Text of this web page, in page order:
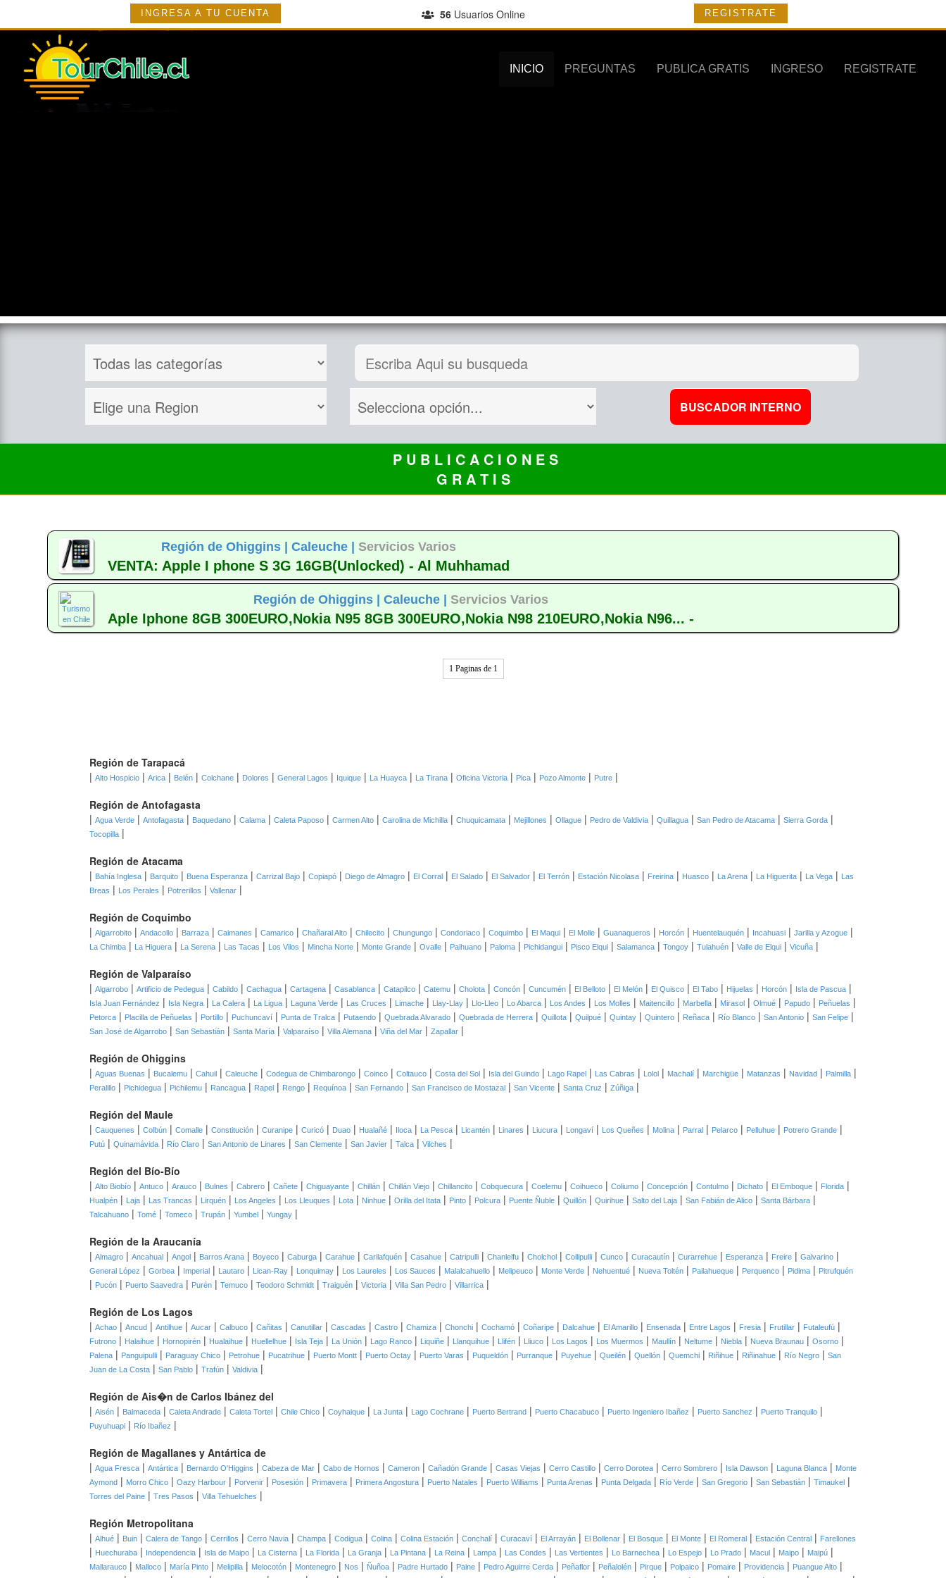
INGRESA A TU CUENTA 56Usuarios Online REGISTRATE
INICIO PREGUNTAS PUBLICA GRATIS INGRESO REGISTRATE
P U B L I C A C I O N E S
G R A T I S
Región de Ohiggins |Caleuche | Servicios Varios
VENTA: Apple I phone S 3G 16GB(Unlocked) - Al Muhhamad
Región de Ohiggins |Caleuche | Servicios Varios
Aple Iphone 8GB 300EURO,Nokia N95 8GB 300EURO,Nokia N98 210EURO,Nokia N96... -
1 Paginas de 1
Región de Tarapacá
| Alto Hospicio | Arica | Belén | Colchane | Dolores | General Lagos | Iquique | La Huayca | La Tirana | Oficina Victoria | Pica | Pozo Almonte | Putre |
Región de Antofagasta
| Agua Verde | Antofagasta | Baquedano | Calama | Caleta Paposo | Carmen Alto | Carolina de Michilla | Chuquicamata | Mejillones | Ollague | Pedro de Valdivia | Quillagua | San Pedro de Atacama | Sierra Gorda |
Tocopilla |
Región de Atacama
| Bahía Inglesa | Barquito | Buena Esperanza | Carrizal Bajo | Copiapó | Diego de Almagro | El Corral | El Salado | El Salvador | El Terrón | Estación Nicolasa | Freirina | Huasco | La Arena | La Higuerita | La Vega | Las
Breas | Los Perales | Potrerillos | Vallenar |
Región de Coquimbo
| Algarrobito | Andacollo | Barraza | Caimanes | Camarico | Chañaral Alto | Chilecito | Chungungo | Condoriaco | Coquimbo | El Maqui | El Molle | Guanaqueros | Horcón | Huentelauquén | Incahuasi | Jarilla y Azogue |
La Chimba | La Higuera | La Serena | Las Tacas | Los Vilos | Mincha Norte | Monte Grande | Ovalle | Paihuano | Paloma | Pichidangui | Pisco Elqui | Salamanca | Tongoy | Tulahuén | Valle de Elqui | Vicuña |
Región de Valparaíso
| Algarrobo | Artificio de Pedegua | Cabildo | Cachagua | Cartagena | Casablanca | Catapilco | Catemu | Cholota | Concón | Cuncumén | El Belloto | El Melón | El Quisco | El Tabo | Hijuelas | Horcón | Isla de Pascua |
Isla Juan Fernández | Isla Negra | La Calera | La Ligua | Laguna Verde | Las Cruces | Limache | Llay-Llay | Llo-Lleo | Lo Abarca | Los Andes | Los Molles | Maitencillo | Marbella | Mirasol | Olmué | Papudo | Peñuelas |
Petorca | Placilla de Peñuelas | Portillo | Puchuncaví | Punta de Tralca | Putaendo | Quebrada Alvarado | Quebrada de Herrera | Quillota | Quilpué | Quintay | Quintero | Reñaca | Río Blanco | San Antonio | San Felipe |
San José de Algarrobo | San Sebastián | Santa María | Valparaíso | Villa Alemana | Viña del Mar | Zapallar |
Región de Ohiggins
| Aguas Buenas | Bucalemu | Cahuil | Caleuche | Codegua de Chimbarongo | Coinco | Coltauco | Costa del Sol | Isla del Guindo | Lago Rapel | Las Cabras | Lolol | Machalí | Marchigüe | Matanzas | Navidad | Palmilla |
Peralillo | Pichidegua | Pichilemu | Rancagua | Rapel | Rengo | Requínoa | San Fernando | San Francisco de Mostazal | San Vicente | Santa Cruz | Zúñiga |
Región del Maule
| Cauquenes | Colbún | Comalle | Constitución | Curanipe | Curicó | Duao | Hualañé | Iloca | La Pesca | Licantén | Linares | Liucura | Longaví | Los Queñes | Molina | Parral | Pelarco | Pelluhue | Potrero Grande |
Putú | Quinamávida | Río Claro | San Antonio de Linares | San Clemente | San Javier | Talca | Vilches |
Región del Bío-Bío
| Alto Biobío | Antuco | Arauco | Bulnes | Cabrero | Cañete | Chiguayante | Chillán | Chillán Viejo | Chillancito | Cobquecura | Coelemu | Coihueco | Coliumo | Concepción | Contulmo | Dichato | El Emboque | Florida |
Hualpén | Laja | Las Trancas | Lirquén | Los Angeles | Los Lleuques | Lota | Ninhue | Orilla del Itata | Pinto | Polcura | Puente Ñuble | Quillón | Quirihue | Salto del Laja | San Fabián de Alico | Santa Bárbara |
Talcahuano | Tomé | Tomeco | Trupán | Yumbel | Yungay |
Región de la Araucanía
| Almagro | Ancahual | Angol | Barros Arana | Boyeco | Caburga | Carahue | Carilafquén | Casahue | Catripulli | Chanlelfu | Cholchol | Collipulli | Cunco | Curacautín | Curarrehue | Esperanza | Freire | Galvarino |
General López | Gorbea | Imperial | Lautaro | Lican-Ray | Lonquimay | Los Laureles | Los Sauces | Malalcahuello | Melipeuco | Monte Verde | Nehuentué | Nueva Toltén | Pailahueque | Perquenco | Pidima | Pitrufquén
| Pucón | Puerto Saavedra | Purén | Temuco | Teodoro Schmidt | Traiguén | Victoria | Villa San Pedro | Villarrica |
Región de Los Lagos
| Achao | Ancud | Antilhue | Aucar | Calbuco | Cañitas | Canutillar | Cascadas | Castro | Chamiza | Chonchi | Cochamó | Coñaripe | Dalcahue | El Amarillo | Ensenada | Entre Lagos | Fresia | Frutillar | Futaleufú |
Futrono | Halaihue | Hornopirén | Hualaihue | Huellelhue | Isla Teja | La Unión | Lago Ranco | Liquiñe | Llanquihue | Llifén | Lliuco | Los Lagos | Los Muermos | Maullín | Neltume | Niebla | Nueva Braunau | Osorno |
Palena | Panguipulli | Paraguay Chico | Petrohue | Pucatrihue | Puerto Montt | Puerto Octay | Puerto Varas | Puqueldón | Purranque | Puyehue | Queilén | Quellón | Quemchi | Riñihue | Riñinahue | Río Negro | San
Juan de La Costa | San Pablo | Trafún | Valdivia |
Región de Ais�n de Carlos Ibánez del
| Aisén | Balmaceda | Caleta Andrade | Caleta Tortel | Chile Chico | Coyhaique | La Junta | Lago Cochrane | Puerto Bertrand | Puerto Chacabuco | Puerto Ingeniero Ibañez | Puerto Sanchez | Puerto Tranquilo |
Puyuhuapi | Río Ibañez |
Región de Magallanes y Antártica de
| Agua Fresca | Antártica | Bernardo O'Higgins | Cabeza de Mar | Cabo de Hornos | Cameron | Cañadón Grande | Casas Viejas | Cerro Castillo | Cerro Dorotea | Cerro Sombrero | Isla Dawson | Laguna Blanca | Monte
Aymond | Morro Chico | Oazy Harbour | Porvenir | Posesión | Primavera | Primera Angostura | Puerto Natales | Puerto Williams | Punta Arenas | Punta Delgada | Río Verde | San Gregorio | San Sebastián | Timaukel |
Torres del Paine | Tres Pasos | Villa Tehuelches |
Región Metropolitana
| Alhué | Buin | Calera de Tango | Cerrillos | Cerro Navia | Champa | Codigua | Colina | Colina Estación | Conchalí | Curacaví | El Arrayán | El Bollenar | El Bosque | El Monte | El Romeral | Estación Central | Farellones
| Huechuraba | Independencia | Isla de Maipo | La Cisterna | La Florida | La Granja | La Pintana | La Reina | Lampa | Las Condes | Las Vertientes | Lo Barnechea | Lo Espejo | Lo Prado | Macul | Maipo | Maipú |
Mallarauco | Malloco | María Pinto | Melipilla | Melocotón | Montenegro | Nos | Ñuñoa | Padre Hurtado | Paine | Pedro Aguirre Cerda | Peñaflor | Peñalolén | Pirque | Polpaico | Pomaire | Providencia | Puangue Alto |